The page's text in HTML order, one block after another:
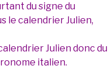
du signe du
le calendrier Julien,
Julien donc du
italien.